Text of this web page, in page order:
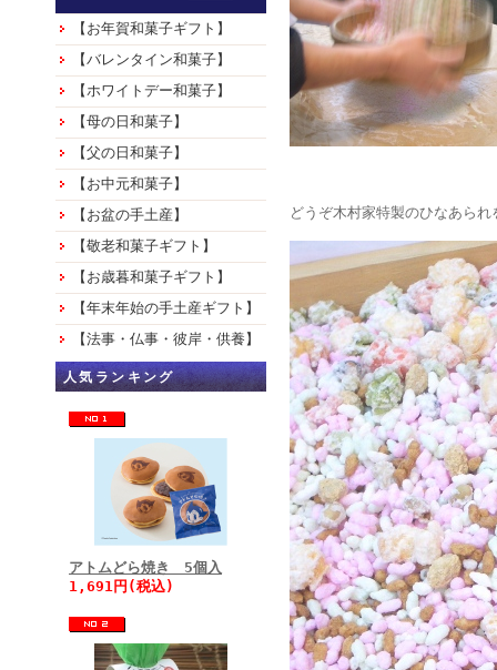
【お年賀和菓子ギフト】
【バレンタイン和菓子】
【ホワイトデー和菓子】
【母の日和菓子】
【父の日和菓子】
【お中元和菓子】
【お盆の手土産】
【敬老和菓子ギフト】
【お歳暮和菓子ギフト】
【年末年始の手土産ギフト】
【法事・仏事・彼岸・供養】
人気ランキング
アトムどら焼き 5個入
1,691円(税込)
どうぞ木村家特製のひなあられ